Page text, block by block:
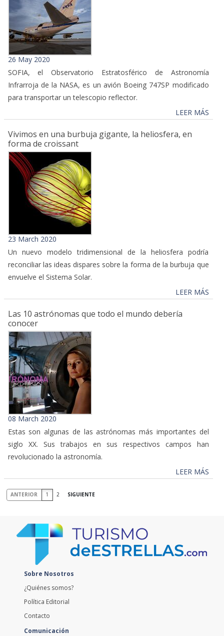
26 May 2020
SOFIA, el Observatorio Estratosférico de Astronomía
Infrarroja de la NASA, es un avión Boeing 747SP modificado
para transportar un telescopio reflector.
LEER MÁS
Vivimos en una burbuja gigante, la heliosfera, en
forma de croissant
23 March 2020
Un nuevo modelo tridimensional de la heliosfera podría
reconciliar las ideas dispares sobre la forma de la burbuja que
envuelve el Sistema Solar.
LEER MÁS
Las 10 astrónomas que todo el mundo debería
conocer
08 March 2020
Estas son algunas de las astrónomas más importantes del
siglo XX. Sus trabajos en sus respectivos campos han
revolucionado la astronomía.
LEER MÁS
ANTERIOR 1 2 SIGUIENTE
Sobre Nosotros
¿Quiénes somos?
Política Editorial
Contacto
Comunicación